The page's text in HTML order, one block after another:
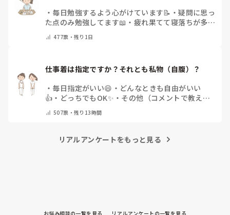
・ 毎日勉強するよう心がけています📝 ・疑問に思っ
た点のみ勉強してます📖 ・ 疲れ果てて寝落ちが多い
（コメントで教えてください）
477票・残り1日
仕事着は指定ですか？それとも私物（自腹）？
・ 毎日指定がいい😄 ・ どんなときも自由がいい
👍 ・ どっちでもOK✨ ・ その他（コメントで教えて
507票・残り13時間
リアルアンケートをもっと見る
お悩み相談の一覧を見る リアルアンケートの一覧を見る